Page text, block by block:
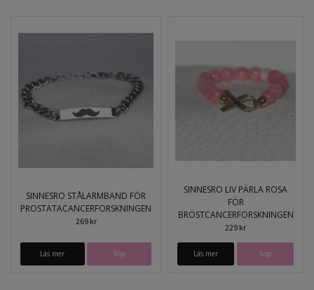
SINNESRO STÅLARMBAND FÖR
PROSTATACANCERFORSKNINGEN
269 kr
Läs mer Köp
SINNESRO LIV PÄRLA ROSA
FÖR
BRÖSTCANCERFORSKNINGEN
229 kr
Läs mer Köp